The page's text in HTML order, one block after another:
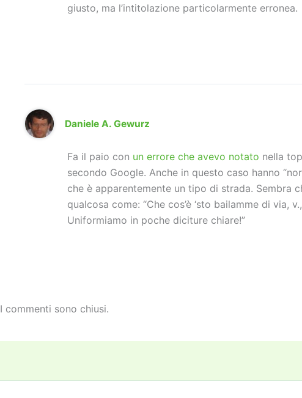
giusto, ma l’intitolazione particolarmente erronea.
Daniele A. Gewurz
Fa il paio con un errore che avevo notato nella
secondo Google. Anche in questo caso hanno
che è apparentemente un tipo di strada. Sembra
qualcosa come: “Che cos’è ‘sto bailamme di via,
Uniformiamo in poche diciture chiare!”
I commenti sono chiusi.